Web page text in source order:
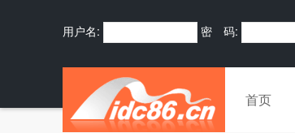
用户名: 密 码:
首页